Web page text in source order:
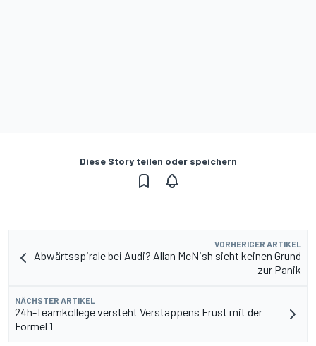
Diese Story teilen oder speichern
VORHERIGER ARTIKEL
Abwärtsspirale bei Audi? Allan McNish sieht keinen Grund
zur Panik
NÄCHSTER ARTIKEL
24h-Teamkollege versteht Verstappens Frust mit der
Formel 1